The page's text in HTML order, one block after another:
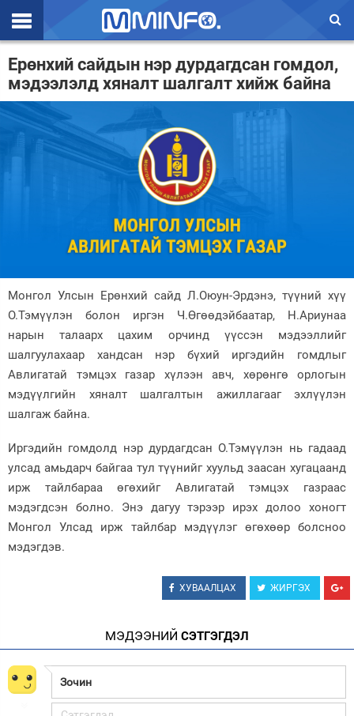
Эхлэл
Цаг агаар
Валют ханш
Эдийн засаг
Нийгэм
Дэлхий
Зурхай
Ерөнхий сайдын нэр дурдагдсан гомдол,
мэдээлэлд хяналт шалгалт хийж байна
Монгол Улсын Ерөнхий сайд Л.Оюун-Эрдэнэ, түүний хүү
О.Тэмүүлэн болон иргэн Ч.Өгөөдэйбаатар, Н.Ариунаа
нарын талаарх цахим орчинд үүссэн мэдээллийг
шалгуулахаар хандсан нэр бүхий иргэдийн гомдлыг
Авлигатай тэмцэх газар хүлээн авч, хөрөнгө орлогын
мэдүүлгийн хяналт шалгалтын ажиллагааг эхлүүлэн
шалгаж байна.
Иргэдийн гомдолд нэр дурдагдсан О.Тэмүүлэн нь гадаад
улсад амьдарч байгаа тул түүнийг хуульд заасан хугацаанд
ирж тайлбараа өгөхийг Авлигатай тэмцэх газраас
мэдэгдсэн болно. Энэ дагуу тэрээр ирэх долоо хоногт
Монгол Улсад ирж тайлбар мэдүүлэг өгөхөөр болсноо
мэдэгдэв.
ХУВААЛЦАХ ЖИРГЭХ
МЭДЭЭНИЙ СЭТГЭГДЭЛ